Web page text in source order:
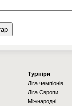
Турніри
Ліга чемпіонів
Ліга Європи
Міжнародні